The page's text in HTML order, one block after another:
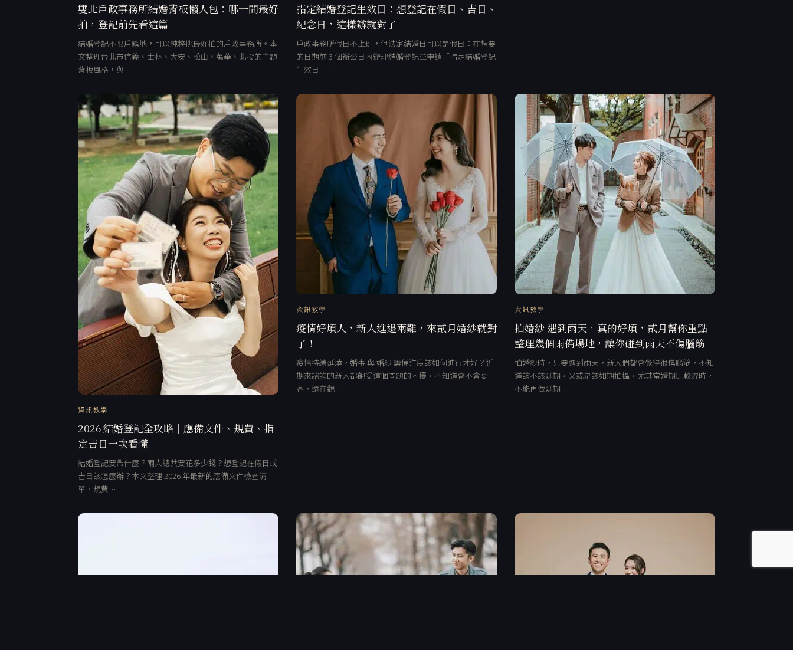
雙北戶政事務所結婚背板懶人包：哪一間最好
拍，登記前先看這篇
結婚登記不限戶籍地，可以純粹挑最好拍的戶政事務所。本
文整理台北市信義、士林、大安、松山、萬華、北投的主題
背板風格，與…
指定結婚登記生效日：想登記在假日、吉日、
紀念日，這樣辦就對了
戶政事務所假日不上班，但法定結婚日可以是假日：在想要
的日期前 3 個辦公日內辦理結婚登記並申請「指定結婚登記
生效日」…
資訊教學
2026 結婚登記全攻略｜應備文件、規費、指
定吉日一次看懂
結婚登記要帶什麼？兩人總共要花多少錢？想登記在假日或
吉日該怎麼辦？本文整理 2026 年最新的應備文件檢查清
單、規費…
資訊教學
疫情好煩人，新人進退兩難，來貳月婚紗就對
了！
疫情持續延燒，婚事 與 婚紗 籌備進度該如何進行才好？近
期來諮詢的新人都飽受這個問題的困擾，不知道會不會宴
客，還在觀…
資訊教學
拍婚紗 遇到雨天，真的好煩，貳月幫你重點
整理幾個雨備場地，讓你碰到雨天不傷腦筋
拍婚紗時，只要遇到雨天，新人們都會覺得很傷腦筋，不知
道該不該延期，又或是該如期拍攝，尤其當婚期比較趕時，
不能再做延期…